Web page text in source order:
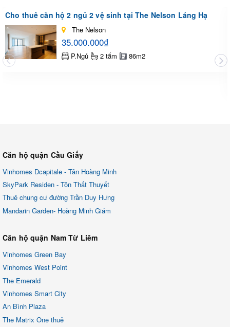
Cho thuê căn hộ 2 ngủ 2 vệ sinh tại The Nelson Láng Hạ
The Nelson
35.000.000₫
P.Ngủ 2 tắm 86m2
Căn hộ quận Cầu Giấy
Vinhomes Dcapitale - Tân Hoàng Minh
SkyPark Residen - Tôn Thất Thuyết
Thuê chung cư đường Trần Duy Hưng
Mandarin Garden- Hoàng Minh Giám
Căn hộ quận Nam Từ Liêm
Vinhomes Green Bay
Vinhomes West Point
The Emerald
Vinhomes Smart City
An Bình Plaza
The Matrix One thuê